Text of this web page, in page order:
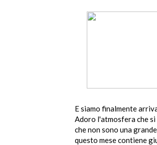
E siamo finalmente
Adoro l'atmosfera che si
che non sono una
questo mese contiene